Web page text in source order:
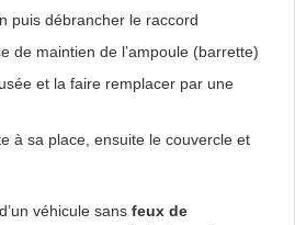
puis débrancher le raccord
de maintien de l’ampoule (barrette)
et la faire remplacer par une
à sa place, ensuite le couvercle et
véhicule sans feux de